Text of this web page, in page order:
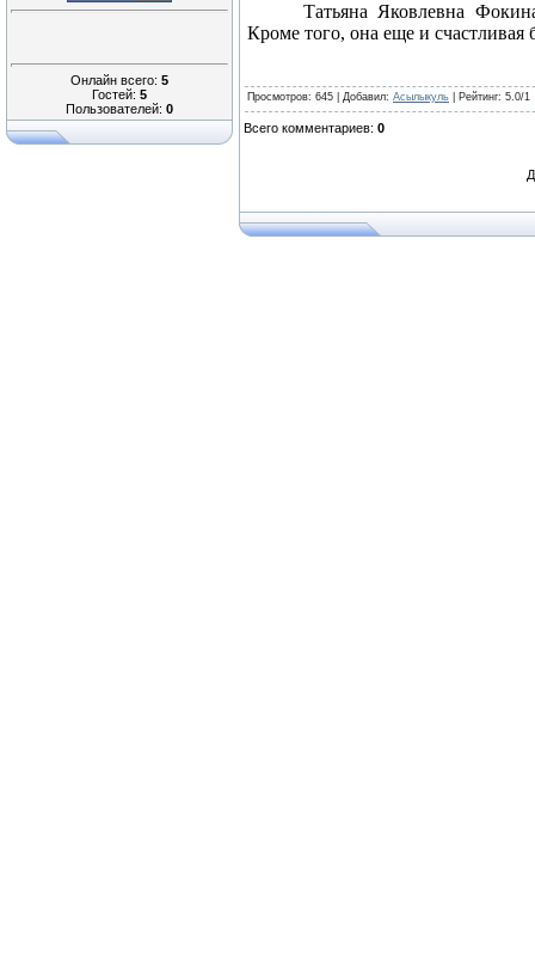
Онлайн всего: 5
Гостей: 5
Пользователей: 0
Татьяна Яковлевна
Кроме того, она еще и
Просмотров: 645 | Добавил: Асылыкуль Рейтинг: 5.0/1
Всего комментариев: 0